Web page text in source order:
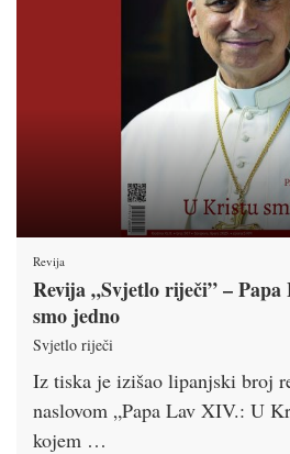
Revija
Revija „Svjetlo riječi” –
smo jedno
Svjetlo riječi
Iz tiska je izišao lipanjski broj
naslovom „Papa Lav XIV.: U
kojem …